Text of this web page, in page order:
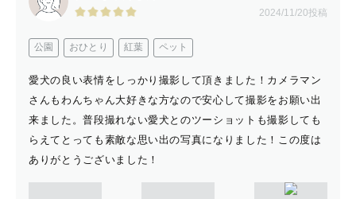
2024/11/20投稿
公園 おひとり 紅葉 ペット
愛犬の良い表情をしっかり撮影して頂きました！カメラマン
さんもわんちゃん大好きな方なので安心して撮影をお願い出
来ました。普段撮れない愛犬とのツーショットも撮影しても
らえてとっても素敵な思い出の写真になりました！この度は
ありがとうございました！